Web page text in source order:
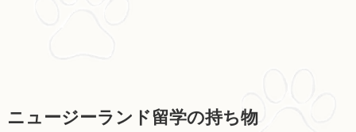
ニュージーランド留学の持ち物